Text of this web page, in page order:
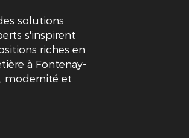
solutions
s'inspirent
riches en
à Fontenay-
modernité et